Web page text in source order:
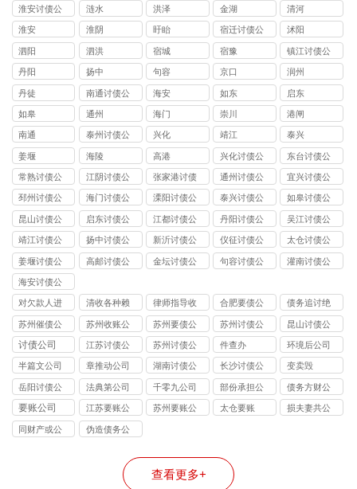
淮安讨债公
司
涟水 洪泽 金湖 清河
淮安 淮阴 盱眙
宿迁讨债公
司
沭阳
泗阳 泗洪 宿城 宿豫
镇江讨债公
司
丹阳 扬中 句容 京口 润州
丹徒
南通讨债公
司
海安 如东 启东
如皋 通州 海门 崇川 港闸
南通
泰州讨债公
司
兴化 靖江 泰兴
姜堰 海陵 高港
兴化讨债公
司
东台讨债公
司
常熟讨债公
司
江阴讨债公
司
张家港讨债
公司
通州讨债公
司
宜兴讨债公
司
邳州讨债公
司
海门讨债公
司
溧阳讨债公
司
泰兴讨债公
司
如皋讨债公
司
昆山讨债公
司
启东讨债公
司
江都讨债公
司
丹阳讨债公
司
吴江讨债公
司
靖江讨债公
司
扬中讨债公
司
新沂讨债公
司
仪征讨债公
司
太仓讨债公
司
姜堰讨债公
司
高邮讨债公
金坛讨债公
句容讨债公
灌南讨债公
海安讨债公
司
对欠款人进
行过催讨
清收各种赖
债
律师指导收
账
合肥要债公
司
债务追讨绝
不违法
苏州催债公
司
苏州收账公
司
苏州要债公
司
苏州讨债公
司
昆山讨债公
司
讨债公司
江苏讨债公
司
苏州讨债公
司
件查办 环境后公司
半篇文公司 章推动公司
湖南讨债公
司
长沙讨债公
司
变卖毁
岳阳讨债公
司
法典第公司 千零九公司
部份承担公
司
债务方财公
司
要账公司
江苏要账公
司
苏州要账公
太仓要账
损夫妻共公
同财产或公
伪造债务公
查看更多+